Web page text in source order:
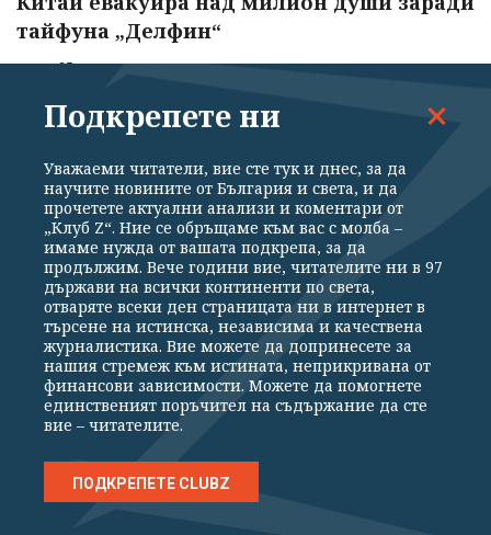
тайфуна „Делфин“
преди 25 мин
Златно съкровище е лежало погребано
1300 години в Средиземно море
преди 26 мин
НАЙ-ЧЕТЕНИ
Ако цивилен пусне дрон край "Безмер",
ще бъде съден по законите на САЩ -
09.08.2026
Подкрепете ни
Уважаеми читатели, вие сте тук и днес, за да
научите новините от България и света, и да
прочетете актуални анализи и коментари от
„Клуб Z“. Ние се обръщаме към вас с молба –
имаме нужда от вашата подкрепа, за да
продължим. Вече години вие, читателите ни в 97
държави на всички континенти по света,
отваряте всеки ден страницата ни в интернет в
търсене на истинска, независима и качествена
журналистика. Вие можете да допринесете за
нашия стремеж към истината, неприкривана от
финансови зависимости. Можете да помогнете
единственият поръчител на съдържание да сте
вие – читателите.
ПОДКРЕПЕТЕ CLUBZ